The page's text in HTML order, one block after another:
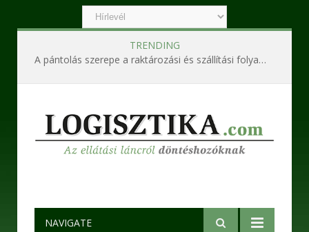
TRENDING
A pántolás szerepe a raktározási és szállítási folyamatokban
NAVIGATE